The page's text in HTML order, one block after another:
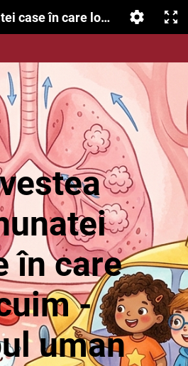
case în care locuim- corpul
în care
-
uman